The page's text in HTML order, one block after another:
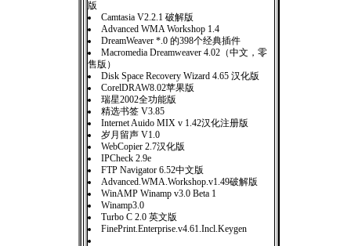
版
Camtasia V2.2.1 破解版
Advanced WMA Workshop 1.4
DreamWeaver *.0 的398个经典插件
Macromedia Dreamweaver 4.02（中文，零
售版）
Disk Space Recovery Wizard 4.65 汉化版
CorelDRAW8.02苹果版
瑞星2002全功能版
精选书签 V3.85
Internet Auido MIX v 1.42汉化注册版
岁月留声 V1.0
WebCopier 2.7汉化版
IPCheck 2.9e
FTP Navigator 6.52中文版
Advanced.WMA.Workshop.v1.49破解版
WinAMP Winamp v3.0 Beta 1
Winamp3.0
Turbo C 2.0 英文版
FinePrint.Enterprise.v4.61.Incl.Keygen